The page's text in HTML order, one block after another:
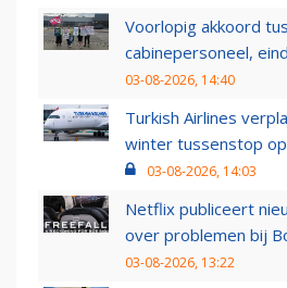
Voorlopig akkoord
cabinepersoneel,
03-08-2026, 14:40
Turkish Airlines
winter tussenstop
03-08-2026, 14:03
Netflix publiceert
over problemen bij
03-08-2026, 13:22